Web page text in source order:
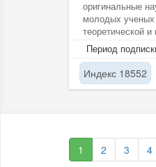
оригинальные
молодых
теоретической
медицины,
и психологии,...
Период
Индекс 18552
1 2 3 4